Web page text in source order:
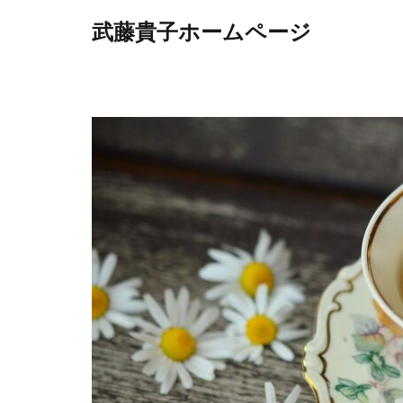
武藤貴子ホームページ